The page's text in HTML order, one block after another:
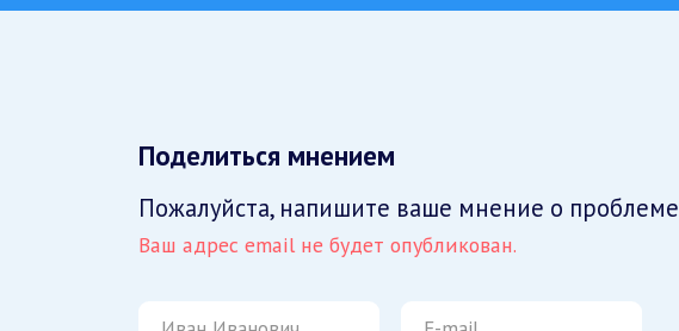
Поделиться мнением
Пожалуйста, напишите ваше мнение о проблеме
Ваш адрес email не будет опубликован.